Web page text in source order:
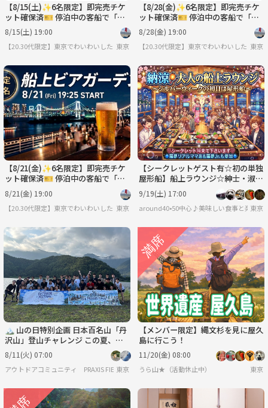
【8/15(土)✨6名限定】即完売チケ
ット確保済🎫 停泊中の客船で「船
上ビアガーデン」を満喫しません
か？🍻
8/15(土) 19:00
【20.30代限定】東京でわいわいしたいコミュニティ
東京
【8/28(金)✨6名限定】即完売チケ
ット確保済🎫 停泊中の客船で「船
上ビアガーデン」を満喫しません
か？🍻
8/28(金) 19:00
【20.30代限定】東京でわいわいしたいコ
東京
【8/21(金)✨6名限定】即完売チケ
ット確保済🎫 停泊中の客船で「船
上ビアガーデン」を満喫しません
か？🍻
8/21(金) 19:00
【20.30代限定】東京でわいわいしたいコミュニティ
東京
【シークレットゲスト有☆初の単独
屋形船】船上ラウンジ☆紳士・淑女
な大人たちの為のシルバーウイーク
初日の納涼屋形船
9/19(土) 17:00
around40•50中心♪美味しい食事と楽しい
東京
🏔️ 山の日特別企画 日本百名山「丹
沢山」登山チャレンジ この夏、山
の日に百名山へ。
8/11(火) 07:00
アウトドアコミュニティ PRAXIS FIELD東京
【メンバー限定】縄文杉を見に屋久
島に行こう！
11/20(金) 08:00
うら山★（活動休止中） 東京